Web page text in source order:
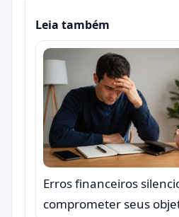
Leia também
Erros financeiros
comprometer seus